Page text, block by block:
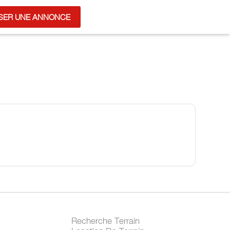
UNE ANNONCE
Recherche Terrain